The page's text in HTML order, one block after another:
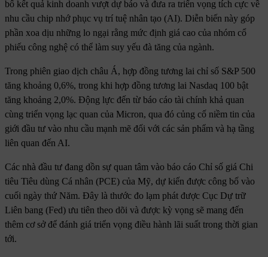
bố kết quả kinh doanh vượt dự báo và đưa ra triển vọng tích cực về
nhu cầu chip nhớ phục vụ trí tuệ nhân tạo (AI). Diễn biến này góp
phần xoa dịu những lo ngại rằng mức định giá cao của nhóm cổ
phiếu công nghệ có thể làm suy yếu đà tăng của ngành.
Trong phiên giao dịch châu Á, hợp đồng tương lai chỉ số S&P 500
tăng khoảng 0,6%, trong khi hợp đồng tương lai Nasdaq 100 bật
tăng khoảng 2,0%. Động lực đến từ báo cáo tài chính khả quan
cùng triển vọng lạc quan của Micron, qua đó củng cố niềm tin của
giới đầu tư vào nhu cầu mạnh mẽ đối với các sản phẩm và hạ tầng
liên quan đến AI.
Các nhà đầu tư đang dồn sự quan tâm vào báo cáo Chỉ số giá Chi
tiêu Tiêu dùng Cá nhân (PCE) của Mỹ, dự kiến được công bố vào
cuối ngày thứ Năm. Đây là thước đo lạm phát được Cục Dự trữ
Liên bang (Fed) ưu tiên theo dõi và được kỳ vọng sẽ mang đến
thêm cơ sở để đánh giá triển vọng điều hành lãi suất trong thời gian
tới.